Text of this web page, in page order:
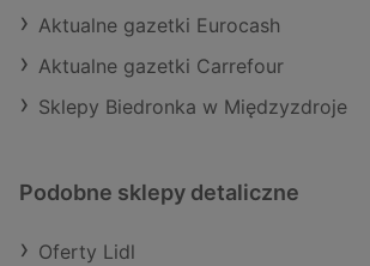
Aktualne gazetki Eurocash
Aktualne gazetki Carrefour
Sklepy Biedronka w Międzyzdroje
Podobne sklepy detaliczne
Oferty Lidl